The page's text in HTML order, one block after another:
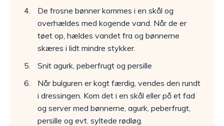
De frosne bønner kommes i en skål og
overhældes med kogende vand. Når de er
tøet op, hældes vandet fra og bønnerne
skæres i lidt mindre stykker.
Snit agurk, peberfrugt og persille
Når bulguren er kogt færdig, vendes den rundt
i dressingen. Kom det i en skål eller på et fad
og server med bønnerne, agurk, peberfrugt,
persille og evt. syltede rødløg.